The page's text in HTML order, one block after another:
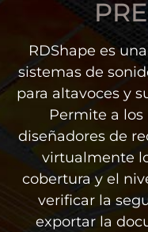
RDShape es
sistemas de
para altavoces y
Permite a los
diseñadores de
virtualmente
cobertura y el
verificar la
exportar la